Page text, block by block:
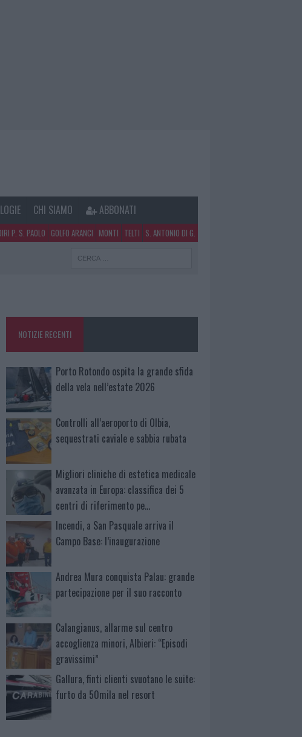
CHI SIAMO ABBONATI
P. S. PAOLO GOLFO ARANCI MONTI TELTI S. ANTONIO DI G.
NOTIZIE RECENTI
Porto Rotondo ospita la grande sfida
della vela nell’estate 2026
Controlli all’aeroporto di Olbia,
sequestrati caviale e sabbia rubata
Migliori cliniche di estetica medicale
avanzata in Europa: classifica dei 5
centri di riferimento pe…
Incendi, a San Pasquale arriva il
Campo Base: l’inaugurazione
Andrea Mura conquista Palau: grande
partecipazione per il suo racconto
Calangianus, allarme sul centro
accoglienza minori, Albieri: “Episodi
gravissimi”
Gallura, finti clienti svuotano le suite:
furto da 50mila nel resort